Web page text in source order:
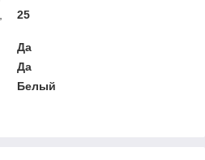
25
Да
Да
Белый